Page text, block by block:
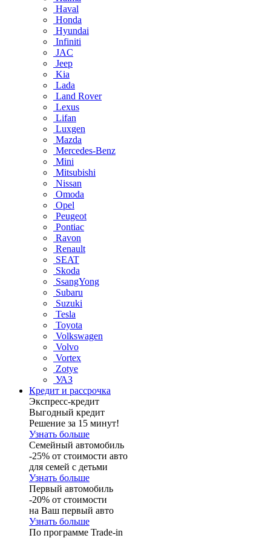
Haval
Honda
Hyundai
Infiniti
JAC
Jeep
Kia
Lada
Land Rover
Lexus
Lifan
Luxgen
Mazda
Mercedes-Benz
Mini
Mitsubishi
Nissan
Omoda
Opel
Peugeot
Pontiac
Ravon
Renault
SEAT
Skoda
SsangYong
Subaru
Suzuki
Tesla
Toyota
Volkswagen
Volvo
Vortex
Zotye
УАЗ
Кредит и рассрочка
Экспресс-кредит
Выгодный кредит
Решение за 15 минут!
Узнать больше
Семейный автомобиль
-25% от стоимости авто
для семей с детьми
Узнать больше
Первый автомобиль
-20% от стоимости
на Ваш первый авто
Узнать больше
По программе Trade-in